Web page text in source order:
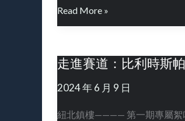
Z4
GT3
Read More »
走進賽道：比利時斯
2024 年 6 月 9 日
紐北鎮樓———— 第一期專屬絮
走
道：